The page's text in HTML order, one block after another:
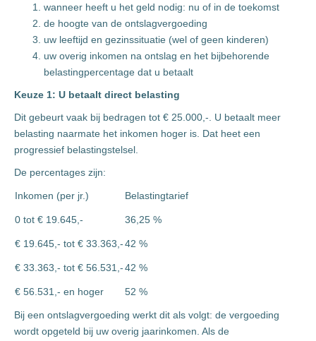
wanneer heeft u het geld nodig: nu of in de toekomst
de hoogte van de ontslagvergoeding
uw leeftijd en gezinssituatie (wel of geen kinderen)
uw overig inkomen na ontslag en het bijbehorende
belastingpercentage dat u betaalt
Keuze 1: U betaalt direct belasting
Dit gebeurt vaak bij bedragen tot € 25.000,-. U betaalt meer
belasting naarmate het inkomen hoger is. Dat heet een
progressief belastingstelsel.
De percentages zijn:
Inkomen (per jr.) Belastingtarief
0 tot € 19.645,- 36,25 %
€ 19.645,- tot € 33.363,-42 %
€ 33.363,- tot € 56.531,-42 %
€ 56.531,- en hoger 52 %
Bij een ontslagvergoeding werkt dit als volgt: de vergoeding
wordt opgeteld bij uw overig jaarinkomen. Als de